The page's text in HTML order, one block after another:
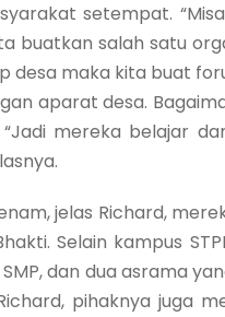
setempat.
buatkan salah satu
desa maka kita buat
aparat desa.
“Jadi mereka belajar
jelas Richard,
Selain kampus
SMP, dan dua asrama
pihaknya juga